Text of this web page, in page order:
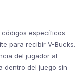
códigos específicos
para recibir V-Bucks.
del jugador al
dentro del juego sin